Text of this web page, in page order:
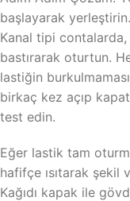
başlayarak
Kanal tipi contalarda,
bastırarak oturtun.
lastiğin
birkaç kez açıp
test edin.
Eğer lastik tam
hafifçe ısıtarak şekil
Kağıdı kapak ile